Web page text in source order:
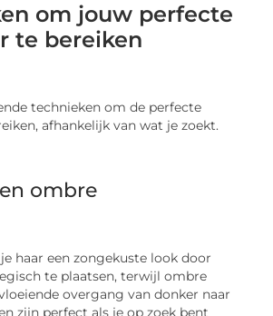
om jouw perfecte
te bereiken
technieken om de perfecte
afhankelijk van wat je zoekt.
ombre
haar een zongekuste look door
te plaatsen, terwijl ombre
overgang van donker naar
zijn perfect als je op zoek bent